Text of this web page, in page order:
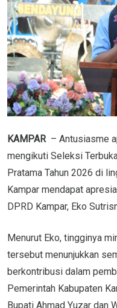
KAMPAR – Antusiasme
mengikuti Seleksi
Pratama Tahun 2026 di
Kampar mendapat
DPRD Kampar, Eko
Menurut Eko, tingginya
tersebut menunjukkan
berkontribusi dalam
Pemerintah Kabupaten
Bupati Ahmad Yuzar dan